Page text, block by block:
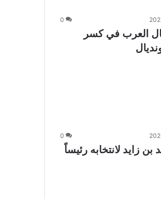
0
العرب في كسر
0
زايد لانتخابه رئيساً